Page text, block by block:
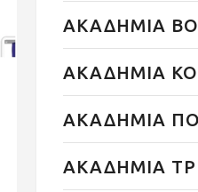
ΑΚΑΔΗΜΙΑ
ΑΚΑΔΗΜΙΑ
ΑΚΑΔΗΜΙΑ
ΑΚΑΔΗΜΙΑ